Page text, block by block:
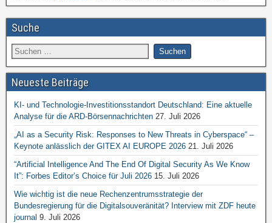
Suche
Neueste Beiträge
KI- und Technologie-Investitionsstandort Deutschland: Eine aktuelle
Analyse für die ARD-Börsennachrichten 27. Juli 2026
„AI as a Security Risk: Responses to New Threats in Cyberspace“ –
Keynote anlässlich der GITEX AI EUROPE 2026 21. Juli 2026
“Artificial Intelligence And The End Of Digital Security As We Know
It”: Forbes Editor’s Choice für Juli 2026 15. Juli 2026
Wie wichtig ist die neue Rechenzentrumsstrategie der
Bundesregierung für die Digitalsouveränität? Interview mit ZDF heute
journal 9. Juli 2026